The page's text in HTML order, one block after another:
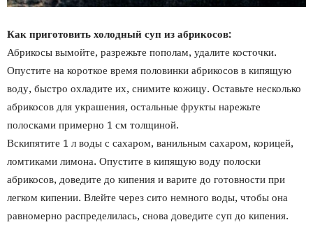
Как приготовить холодный суп из абрикосов:
Абрикосы вымойте, разрежьте пополам, удалите косточки.
Опустите на короткое время половинки абрикосов в кипящую
воду, быстро охладите их, снимите кожицу. Оставьте несколько
абрикосов для украшения, остальные фрукты нарежьте
полосками примерно 1 см толщиной.
Вскипятите 1 л воды с сахаром, ванильным сахаром, корицей,
ломтиками лимона. Опустите в кипящую воду полоски
абрикосов, доведите до кипения и варите до готовности при
легком кипении. Влейте через сито немного воды, чтобы она
равномерно распределилась, снова доведите суп до кипения.